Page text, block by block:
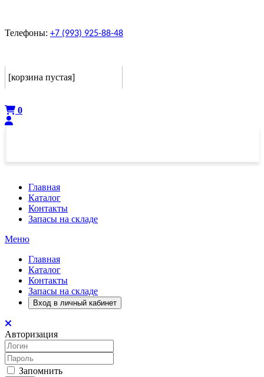
Телефоны: +7 (993) 925-88-48
[корзина пустая]
0
Главная
Каталог
Контакты
Запасы на складе
Меню
Главная
Каталог
Контакты
Запасы на складе
Вход в личный кабинет
Авторизация
Запомнить